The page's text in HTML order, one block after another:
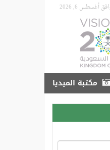
مكتبة الميديا